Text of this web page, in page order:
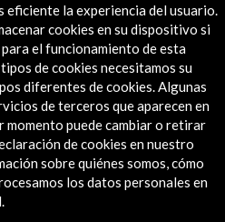
EN Cervantes. El
de Cervantes a los lectores cuando
la publicación de la segunda parte de El
en 2016. Y lo hace a través de un
tiempos: el de la imagen. Dos de los
españoles, David Rubín y
de generar, a través de dos lenguajes
potente diálogo entre el cómic y la
eficiente la experiencia del usuario.
cookies en su dispositivo si
el funcionamiento de esta
de cookies necesitamos su
diferentes de cookies. Algunas
de terceros que aparecen en
momento puede cambiar o retirar
de cookies en nuestro
sobre quiénes somos, cómo
los datos personales en